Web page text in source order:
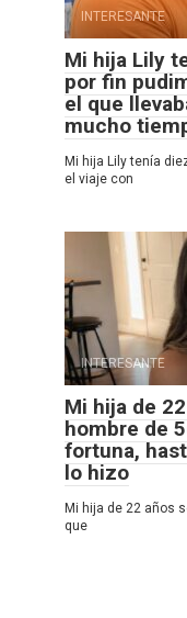
INTERESANTE
Mi hija Lily
por fin
el que
mucho
Mi hija Lily tenía
el viaje con
INTERESANTE
Mi hija de
hombre de
fortuna,
lo hizo
Mi hija de 22 años
que